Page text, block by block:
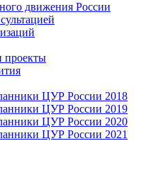
движения России
проекты
ЦУР России 2018
ЦУР России 2019
ЦУР России 2020
ЦУР России 2021